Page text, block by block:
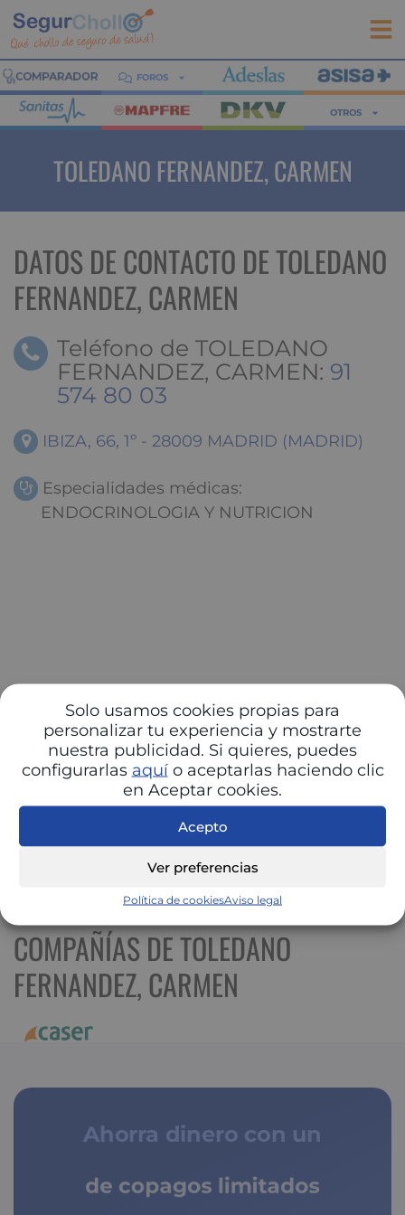
Solo usamos cookies propias para
personalizar tu experiencia y mostrarte
nuestra publicidad. Si quieres, puedes
configurarlas aquío aceptarlas haciendo clic
en Aceptar cookies.
Acepto
Ver preferencias
Política de cookiesAviso legal
FOROS
OTROS
TOLEDANO FERNANDEZ, CARMEN
DATOS DE CONTACTO DE TOLEDANO
FERNANDEZ, CARMEN
Teléfono de TOLEDANO
FERNANDEZ, CARMEN: 91
574 80 03
IBIZA, 66, 1º - 28009 MADRID (MADRID)
Especialidades médicas:
ENDOCRINOLOGIA Y NUTRICION
COMPAÑÍAS DE TOLEDANO
FERNANDEZ, CARMEN
Ahorra dinero con un
de copagos limitados